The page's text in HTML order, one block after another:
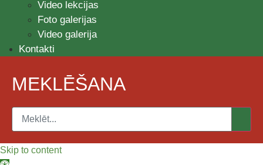
Video lekcijas
Foto galerijas
Video galerija
Kontakti
MEKLĒŠANA
Skip to content